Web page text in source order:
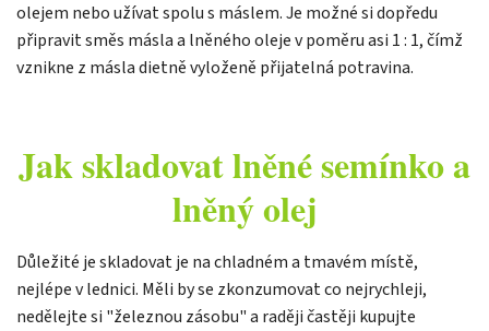
olejem nebo užívat spolu s máslem. Je možné si dopředu
připravit směs másla a lněného oleje v poměru asi 1 : 1, čímž
vznikne z másla dietně vyloženě přijatelná potravina.
Jak skladovat lněnésemínkoa
lněný olej
Důležité je skladovat je na chladném a tmavém místě,
nejlépe v lednici. Měli by se zkonzumovat co nejrychleji,
nedělejte si "železnou zásobu" a raději častěji kupujte